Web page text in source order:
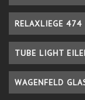
RELAXLIEGE 474
TUBE LIGHT
WAGENFELD